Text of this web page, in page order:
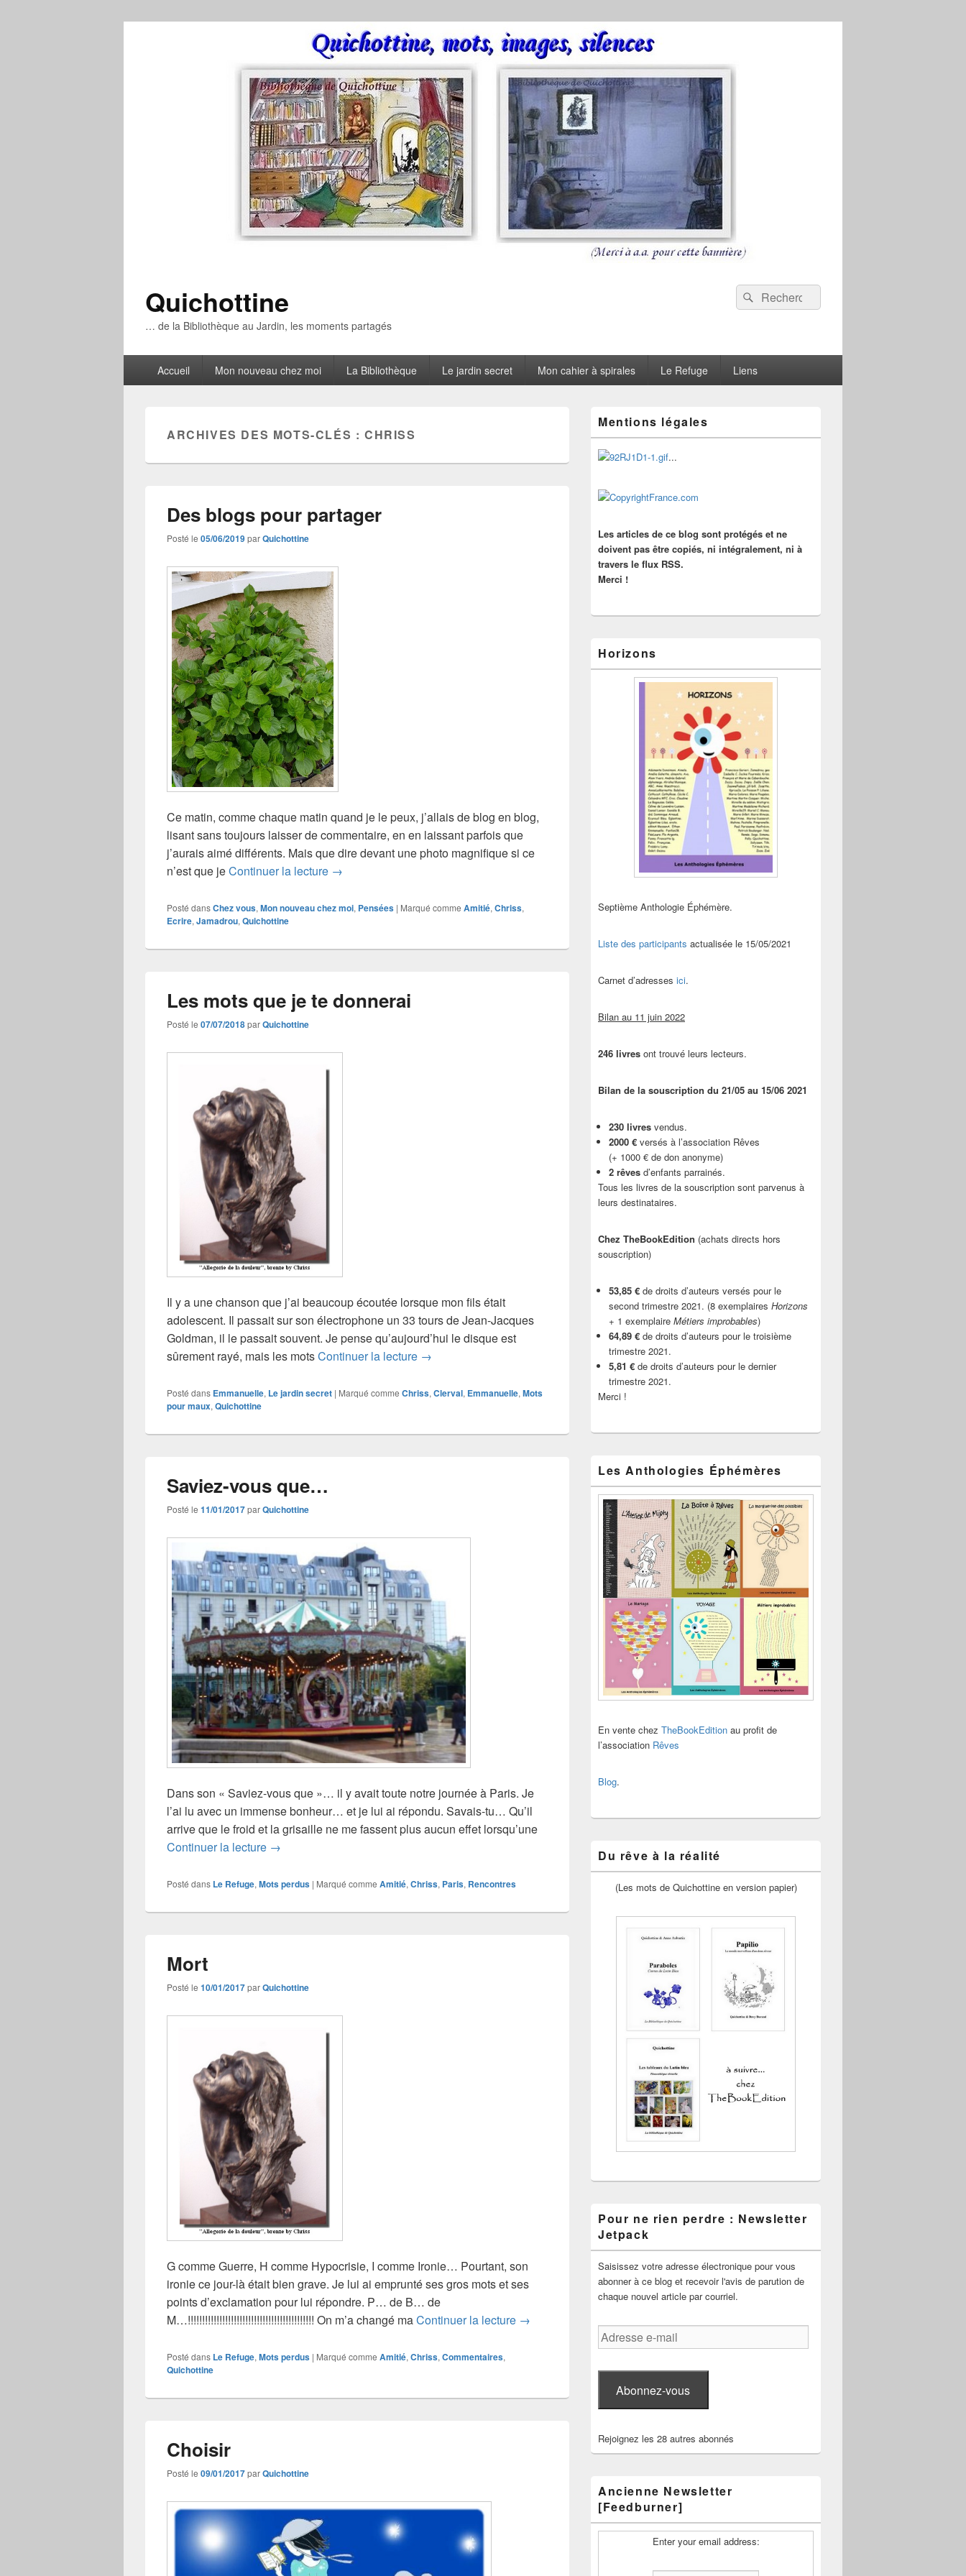
Quichottine
… de la Bibliothèque au Jardin, les moments partagés
Recherche :
Rechercher
principalAccueil Mon nouveau chez moi La Bibliothèque Le jardin secret Mon cahier à spirales Le Refuge Liens
ARCHIVES DES MOTS-CLÉS :CHRISS
Des blogs pour partager
Posté le 05/06/2019parQuichottine
Ce matin, comme chaque matin quand je le peux, j’allais de blog en blog,
lisant sans toujours laisser de commentaire, en en laissant parfois que
j’aurais aimé différents. Mais que dire devant une photo magnifique si ce
n’est que jeContinuer la lecture Des blogs pour partager
→
Posté dansChez vous, Mon nouveau chez moi, Pensées | Marqué comme Amitié, Chriss,
Ecrire, Jamadrou, Quichottine
Les mots que je te donnerai
Posté le 07/07/2018parQuichottine
Il y a une chanson que j’ai beaucoup écoutée lorsque mon fils était
adolescent. Il passait sur son électrophone un 33 tours de Jean-Jacques
Goldman, il le passait souvent. Je pense qu’aujourd’hui le disque est
sûrement rayé, mais les motsContinuer la lecture Les mots que je te donnerai
→
Posté dans Emmanuelle, Le jardin secret | Marqué comme Chriss, Clerval, Emmanuelle, Mots
pour maux, Quichottine
Saviez-vous que…
Posté le 11/01/2017parQuichottine
Dans son « Saviez-vous que »… il y avait toute notre journée à Paris. Je
l’ai lu avec un immense bonheur… et je lui ai répondu. Savais-tu… Qu’il
arrive que le froid et la grisaille ne me fassent plus aucun effet lorsqu’une
Continuer la lecture Saviez-vous que…
→
Posté dans Le Refuge, Mots perdus | Marqué comme Amitié, Chriss, Paris, Rencontres
Mort
Posté le 10/01/2017parQuichottine
G comme Guerre, H comme Hypocrisie, I comme Ironie… Pourtant, son
ironie ce jour-là était bien grave. Je lui ai emprunté ses gros mots et ses
points d’exclamation pour lui répondre. P… de B… de
M…!!!!!!!!!!!!!!!!!!!!!!!!!!!!!!!!!!!!!!!!!!!! On m’a changé maContinuer la lecture Mort
→
Posté dans Le Refuge, Mots perdus | Marqué comme Amitié, Chriss, Commentaires,
Quichottine
Choisir
Posté le 09/01/2017parQuichottine
principale
de
widget
pour
barre
latérale
Mentions légales
...
Les articles de ce blog sont protégés et ne
doivent pas être copiés, ni intégralement, ni à
travers le flux RSS.
Merci !
Horizons
Septième Anthologie Éphémère.
Liste des participants actualisée le 15/05/2021
Carnet d’adresses ici.
Bilan au 11 juin 2022
246 livres ont trouvé leurs lecteurs.
Bilan de la souscription du 21/05 au 15/06 2021
230 livres vendus.
2000 € versés à l’association Rêves
(+ 1000 € de don anonyme)
2 rêves d’enfants parrainés.
Tous les livres de la souscription sont parvenus à
leurs destinataires.
Chez TheBookEdition (achats directs hors
souscription)
53,85 € de droits d’auteurs versés pour le
second trimestre 2021. (8 exemplaires Horizons
+ 1 exemplaire Métiers improbables)
64,89 € de droits d’auteurs pour le troisième
trimestre 2021.
5,81 € de droits d’auteurs pour le dernier
trimestre 2021.
Merci !
Les Anthologies Éphémères
En vente chez TheBookEdition au profit de
l’association Rêves
Blog.
Du rêve à la réalité
(Les mots de Quichottine en version papier)
Pour ne rien perdre : Newsletter
Jetpack
Saisissez votre adresse électronique pour vous
abonner à ce blog et recevoir l'avis de parution de
chaque nouvel article par courriel.
Adresse
e-
Abonnez-vous
Rejoignez les 28 autres abonnés
Ancienne Newsletter
[Feedburner]
Enter your email address: